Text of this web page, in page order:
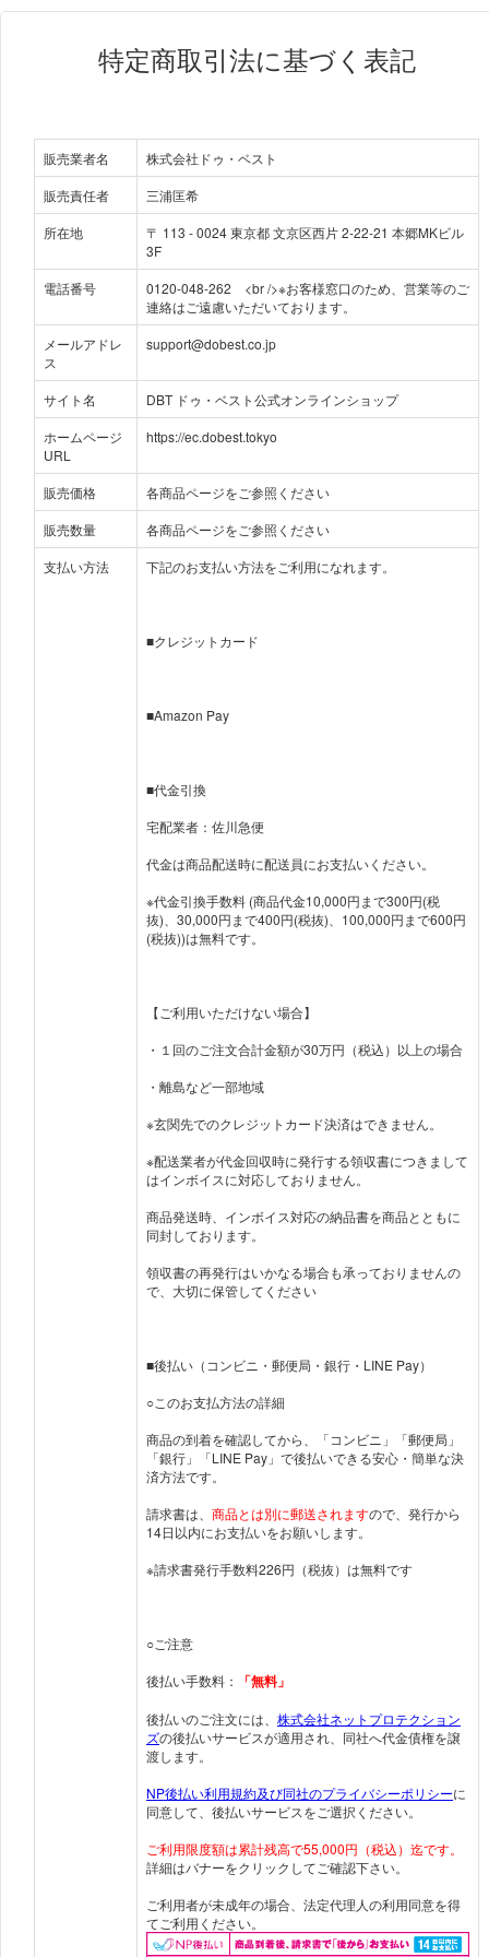
特定商取引法に基づく表記
販売業者名
株式会社ドゥ・ベスト
販売責任者
三浦匡希
所在地
〒 113 -0024東京都 文京区西片 2-22-21 本郷MKビル
3F
電話番号
0120-048-262 <br />※お客様窓口のため、営業等のご
連絡はご遠慮いただいております。
メールアドレ
ス
support@dobest.co.jp
サイト名
DBT ドゥ・ベスト公式オンラインショップ
ホームページ
URL
https://ec.dobest.tokyo
販売価格
各商品ページをご参照ください
販売数量
各商品ページをご参照ください
支払い方法
下記のお支払い方法をご利用になれます。
■クレジットカード
■Amazon Pay
■代金引換
宅配業者：佐川急便
代金は商品配送時に配送員にお支払いください。
※代金引換手数料 (商品代金10,000円まで300円(税
抜)、30,000円まで400円(税抜)、100,000円まで600円
(税抜))は無料です。
【ご利用いただけない場合】
・１回のご注文合計金額が30万円（税込）以上の場合
・離島など一部地域
※玄関先でのクレジットカード決済はできません。
※配送業者が代金回収時に発行する領収書につきまして
はインボイスに対応しておりません。
商品発送時、インボイス対応の納品書を商品とともに
同封しております。
領収書の再発行はいかなる場合も承っておりませんの
で、大切に保管してください
■後払い（コンビニ・郵便局・銀行・LINE Pay）
○このお支払方法の詳細
商品の到着を確認してから、「コンビニ」「郵便局」
「銀行」「LINE Pay」で後払いできる安心・簡単な決
済方法です。
請求書は、 商品とは別に郵送されますので、発行から
14日以内にお支払いをお願いします。
※請求書発行手数料226円（税抜）は無料です
○ご注意
後払い手数料：
「無料」
後払いのご注文には、 株式会社ネットプロテクション
ズの後払いサービスが適用され、同社へ代金債権を譲
渡します。
NP後払い利用規約及び同社のプライバシーポリシーに
同意して、後払いサービスをご選択ください。
ご利用限度額は累計残高で55,000円（税込）迄です。
詳細はバナーをクリックしてご確認下さい。
ご利用者が未成年の場合、法定代理人の利用同意を得